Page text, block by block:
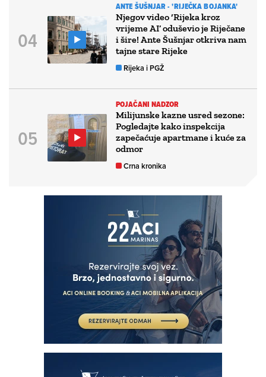
ANTE ŠUŠNJAR - 'RIJEČKA BOJANKA'
Njegov video ‘Rijeka kroz
vrijeme AI’ oduševio je Riječane
i šire! Ante Šušnjar otkriva nam
tajne stare Rijeke
Rijeka i PGŽ
POJAČANI NADZOR
Milijunske kazne usred sezone:
Pogledajte kako inspekcija
zapečaćuje apartmane i kuće za
odmor
Crna kronika